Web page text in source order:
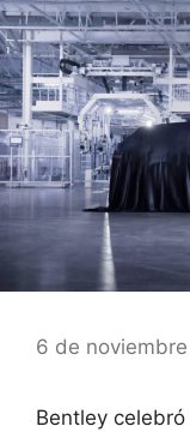
6 de
Bentley